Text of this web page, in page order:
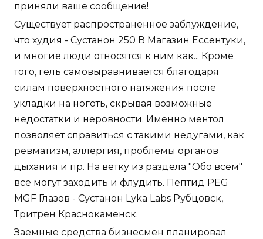
приняли ваше сообщение!
Существует распространенное заблуждение,
что худия - Сустанон 250 В Магазин Ессентуки,
и многие люди относятся к ним как... Кроме
того, гель самовыравнивается благодаря
силам поверхностного натяжения после
укладки на ноготь, скрывая возможные
недостатки и неровности. Именно ментол
позволяет справиться с такими недугами, как
ревматизм, аллергия, проблемы органов
дыхания и пр. На ветку из раздела "Обо всём"
все могут заходить и флудить. Пептид PEG
MGF Глазов - Сустанон Lyka Labs Рубцовск,
Тритрен Краснокаменск.
Заемные средства бизнесмен планировал